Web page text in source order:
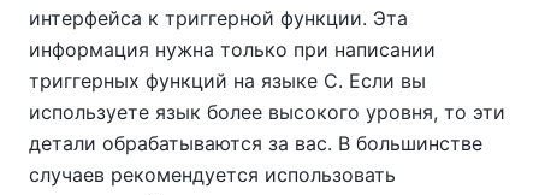
интерфейса к триггерной функции. Эта
информация нужна только при написании
триггерных функций на языке C. Если вы
используете язык более высокого уровня, то эти
детали обрабатываются за вас. В большинстве
случаев рекомендуется использовать